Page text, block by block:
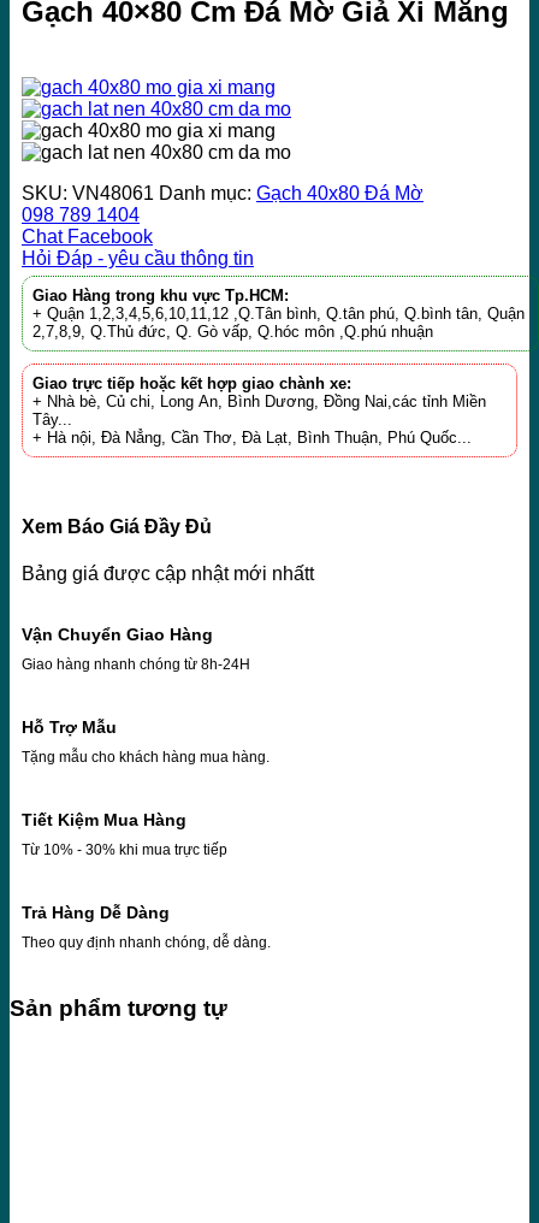
Gạch 40×80 Cm Đá Mờ Giả Xi Măng
SKU: VN48061 Danh mục: Gạch 40x80 Đá Mờ
098 789 1404
Chat Facebook
Hỏi Đáp - yêu cầu thông tin
Giao Hàng trong khu vực Tp.HCM:
+ Quận 1,2,3,4,5,6,10,11,12 ,Q.Tân bình, Q.tân phú, Q.bình tân, Quận
2,7,8,9, Q.Thủ đức, Q. Gò vấp, Q.hóc môn ,Q.phú nhuận
Giao trực tiếp hoặc kết hợp giao chành xe:
+ Nhà bè, Củ chi, Long An, Bình Dương, Đồng Nai,các tỉnh Miền
Tây...
+ Hà nội, Đà Nẳng, Cần Thơ, Đà Lạt, Bình Thuận, Phú Quốc...
Xem Báo Giá Đầy Đủ
Bảng giá được cập nhật mới nhấtt
Vận Chuyển Giao Hàng
Giao hàng nhanh chóng từ 8h-24H
Hỗ Trợ Mẫu
Tặng mẫu cho khách hàng mua hàng.
Tiết Kiệm Mua Hàng
Từ 10% - 30% khi mua trực tiếp
Trả Hàng Dễ Dàng
Theo quy định nhanh chóng, dễ dàng.
Sản phẩm tương tự